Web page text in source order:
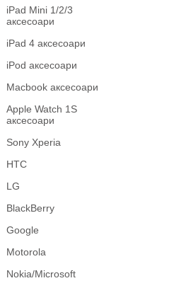
iPad Mini 1/2/3
аксесоари
iPad 4 аксесоари
iPod аксесоари
Macbook аксесоари
Apple Watch 1S
аксесоари
Sony Xperia
HTC
LG
BlackBerry
Google
Motorola
Nokia/Microsoft